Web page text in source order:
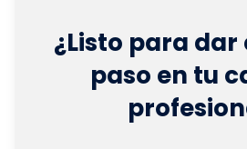
¿Listo para
paso en tu